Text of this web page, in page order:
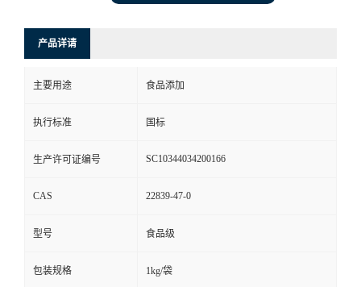
产品详请
主要用途 食品添加
执行标准 国标
生产许可证编号 SC10344034200166
CAS 22839-47-0
型号 食品级
包装规格 1kg/袋